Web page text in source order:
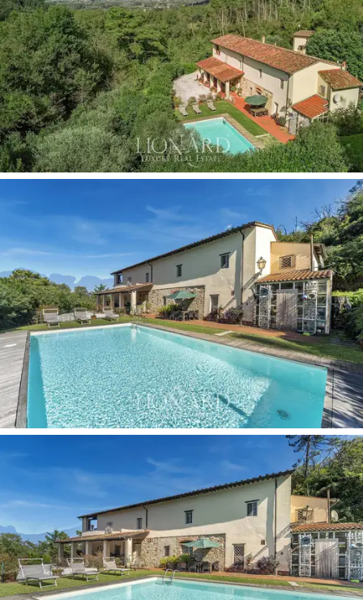
該房產包含一棟獨立的兩層附屬建築，底層設有
一間寬敞的雜物間，二樓設有一間帶獨立衛浴的
舒適臥室。這棟附屬建築非常適合賓客、員工居
住，或可改造成小型工作室或私人休閒區，同時
保持與主建築一致的風格。
戶外空間是酒莊的一大優勢：31.74 公頃的土地上
交替分佈著5,000 平方米的橄欖樹林、1,200 平方
193,800 平方米的林地，營造出和諧而隱蔽的自然
生態系統。周圍的綠色草坪上有一個全景泳池，
坐落在大自然中，周圍環繞著日光浴區和陰涼
處，您可以在吊床上放鬆身心，或在寧靜的風景
中閱讀。赤陶頂篷通往鋪砌的露台，露台通往游
泳池，這是室內和室外的完美交匯點，非常適合
享用午餐、輕鬆的戶外午餐或歡樂時光。整個酒
莊被一大片私人森林所環繞，保證了完全的隱
私，並在夏日提供涼爽與寧靜。
這座位於聖朱利亞諾泰爾梅的待售農舍體現了托
斯卡納最純粹的精髓：鄉村魅力與現代舒適的完
，掩映於罕見的美景之中。寬敞的內部空
間、附屬建築以及廣闊的土地，使其成為優雅私
人住宅的理想之選，亦可打造專屬的住宿設施。
這裡瀰漫著高貴內斂的鄉村氣息，金色的日落、
和諧的景觀和靜謐的森林，共同構成了托斯卡納
中心地帶獨一無二、難以複製的生活體驗。